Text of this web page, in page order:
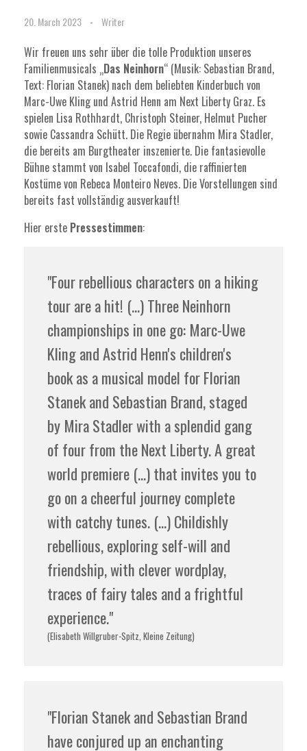
20. March 2023 Writer
Wir freuen uns sehr über die tolle Produktion unseres
Familienmusicals „Das Neinhorn“ (Musik: Sebastian Brand,
Text: Florian Stanek) nach dem beliebten Kinderbuch von
Marc-Uwe Kling und Astrid Henn am Next Liberty Graz. Es
spielen Lisa Rothhardt, Christoph Steiner, Helmut Pucher
sowie Cassandra Schütt. Die Regie übernahm Mira Stadler,
die bereits am Burgtheater inszenierte. Die fantasievolle
Bühne stammt von Isabel Toccafondi, die raffinierten
Kostüme von Rebeca Monteiro Neves. Die Vorstellungen sind
bereits fast vollständig ausverkauft!
Hier erste Pressestimmen:
"Four rebellious characters on a hiking
tour are a hit! (...) Three Neinhorn
championships in one go: Marc-Uwe
Kling and Astrid Henn's children's
book as a musical model for Florian
Stanek and Sebastian Brand, staged
by Mira Stadler with a splendid gang
of four from the Next Liberty. A great
world premiere (...) that invites you to
go on a cheerful journey complete
with catchy tunes. (...) Childishly
rebellious, exploring self-will and
friendship, with clever wordplay,
traces of fairy tales and a frightful
experience."
(Elisabeth Willgruber-Spitz, Kleine Zeitung)
"Florian Stanek and Sebastian Brand
have conjured up an enchanting